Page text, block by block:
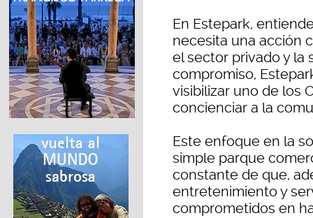
En Estepark,
necesita una acción
el sector privado y la
compromiso,
visibilizar uno de los
concienciar a la
Este enfoque en la
simple parque
constante de que,
entretenimiento y
comprometidos en